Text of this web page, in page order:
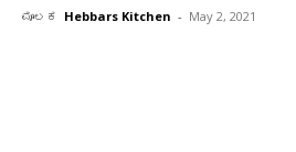
ಮೂಲಕ Hebbars Kitchen - May 2, 2021